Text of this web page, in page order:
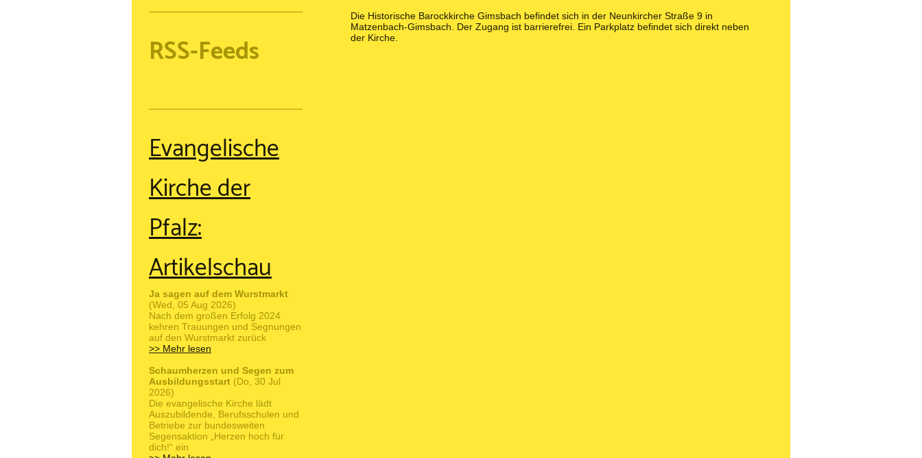
Die Historische Barockkirche Gimsbach befindet sich in der Neunkircher Straße 9 in
Matzenbach-Gimsbach. Der Zugang ist barrierefrei. Ein Parkplatz befindet sich direkt neben
der Kirche.
RSS-Feeds
Evangelische
Kirche der
Pfalz:
Artikelschau
Ja sagen auf dem Wurstmarkt
(Wed, 05 Aug 2026)
Nach dem großen Erfolg 2024
kehren Trauungen und Segnungen
auf den Wurstmarkt zurück
>> Mehr lesen
Schaumherzen und Segen zum
Ausbildungsstart (Do, 30 Jul
2026)
Die evangelische Kirche lädt
Auszubildende, Berufsschulen und
Betriebe zur bundesweiten
Segensaktion „Herzen hoch für
dich!“ ein